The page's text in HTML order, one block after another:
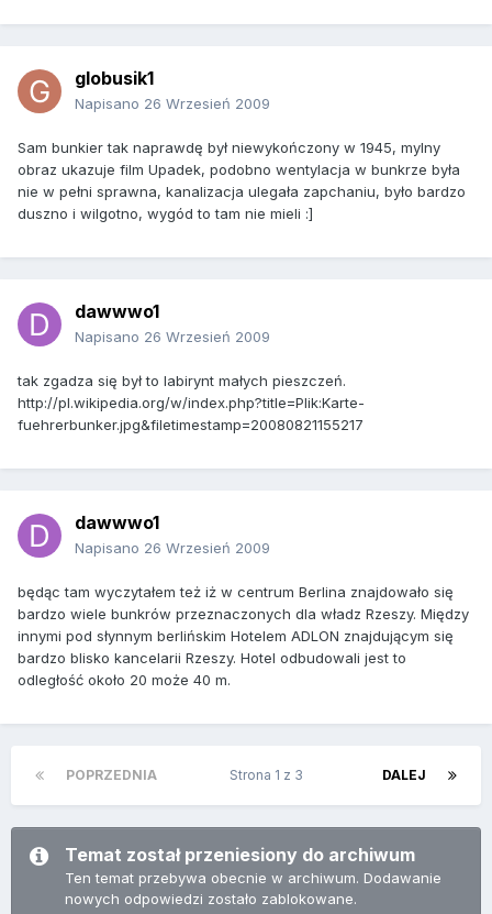
globusik1
Napisano 26 Wrzesień 2009
Sam bunkier tak naprawdę był niewykończony w 1945, mylny
obraz ukazuje film Upadek, podobno wentylacja w bunkrze była
nie w pełni sprawna, kanalizacja ulegała zapchaniu, było bardzo
duszno i wilgotno, wygód to tam nie mieli :]
dawwwo1
Napisano 26 Wrzesień 2009
tak zgadza się był to labirynt małych pieszczeń.
http://pl.wikipedia.org/w/index.php?title=Plik:Karte-
fuehrerbunker.jpg&filetimestamp=20080821155217
dawwwo1
Napisano 26 Wrzesień 2009
będąc tam wyczytałem też iż w centrum Berlina znajdowało się
bardzo wiele bunkrów przeznaczonych dla władz Rzeszy. Między
innymi pod słynnym berlińskim Hotelem ADLON znajdującym się
bardzo blisko kancelarii Rzeszy. Hotel odbudowali jest to
odległość około 20 może 40 m.
POPRZEDNIA DALEJ
Strona 1 z 3
Temat został przeniesiony do archiwum
Ten temat przebywa obecnie w archiwum. Dodawanie
nowych odpowiedzi zostało zablokowane.